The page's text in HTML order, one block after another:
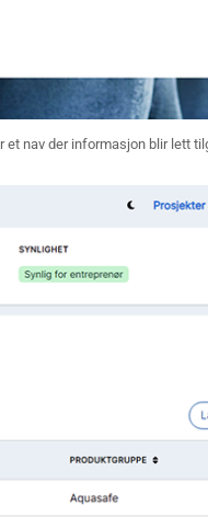
nav der informasjon blir lett